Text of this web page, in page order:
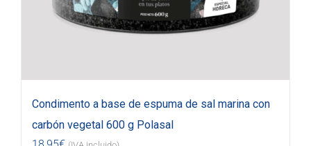
Condimento a base de espuma de sal marina con
carbón vegetal 600 g Polasal